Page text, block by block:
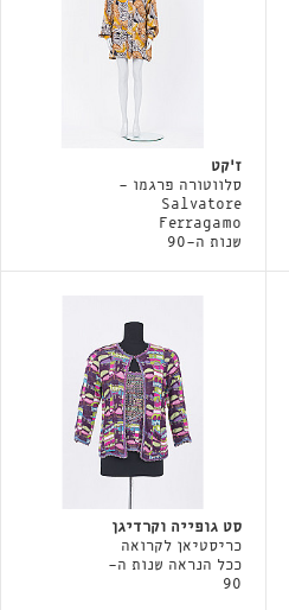
ז'קט
סלווטורה פרגמו -
Salvatore
Ferragamo
שנות ה-90
סט גופייה וקרדיגן
כריסטיאן לקרואה
ככל הנראה שנות ה-
90